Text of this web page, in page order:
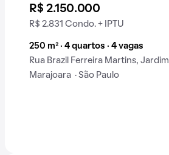
R$ 2.150.000
R$ 2.831 Condo. + IPTU
250 m² · 4 quartos · 4 vagas
Rua Brazil Ferreira Martins, Jardim
Marajoara · São Paulo